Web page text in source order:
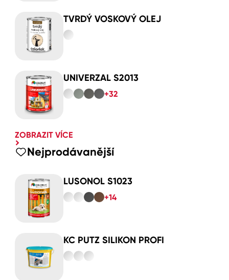
TVRDÝ VOSKOVÝ OLEJ
UNIVERZAL S2013
+32
ZOBRAZIT VÍCE
Nejprodávanější
LUSONOL S1023
+14
KC PUTZ SILIKON PROFI